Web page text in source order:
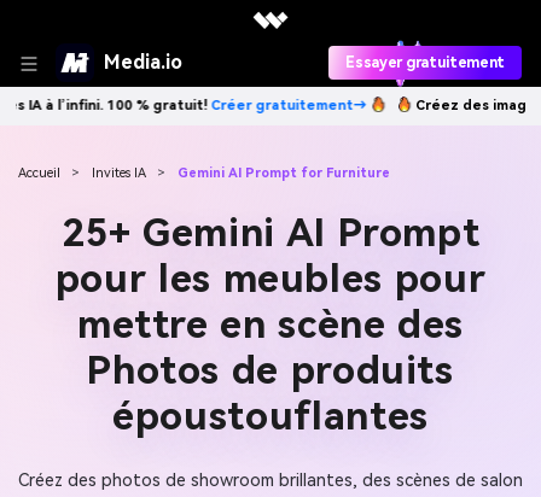
Media.io Essayer gratuitement
Créer gratuitement→ Créez des images IA à l’infini. 100 % gratuit!
Accueil > Invites IA > Gemini AI Prompt for Furniture
25+ Gemini AI Prompt
pour les meubles pour
mettre en scène des
Photos de produits
époustouflantes
Créez des photos de showroom brillantes, des scènes de salon